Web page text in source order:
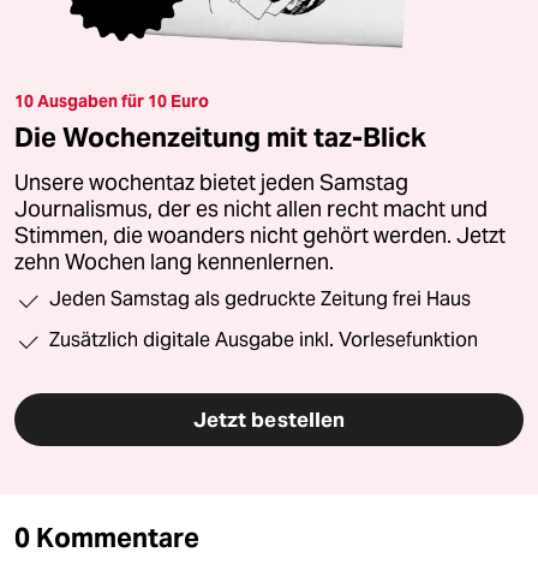
10 Ausgaben für 10 Euro
Die Wochenzeitung mit taz-Blick
Unsere wochentaz bietet jeden Samstag
Journalismus, der es nicht allen recht macht und
Stimmen, die woanders nicht gehört werden. Jetzt
zehn Wochen lang kennenlernen.
Jeden Samstag als gedruckte Zeitung frei Haus
Zusätzlich digitale Ausgabe inkl. Vorlesefunktion
Jetzt bestellen
0 Kommentare